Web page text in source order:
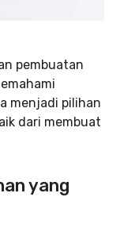
pembuatan
menjadi pilihan
dari membuat
yang